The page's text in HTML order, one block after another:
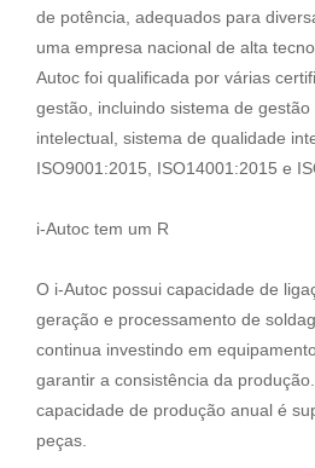
de potência, adequados para
uma empresa nacional de alta
Autoc foi qualificada por várias
gestão, incluindo sistema de
intelectual, sistema de qualidade
ISO9001:2015, ISO14001:2015 e
i-Autoc tem um R
O i-Autoc possui capacidade de
geração e processamento de
continua investindo em
garantir a consistência da
capacidade de produção anual é
peças.